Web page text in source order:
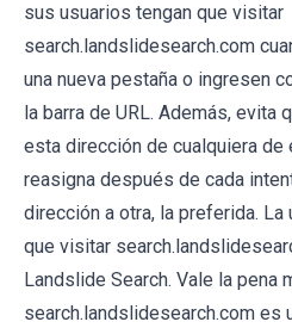
sus usuarios tengan que visitar
search.landslidesearch.com
una nueva pestaña o ingresen
la barra de URL. Además, evita
esta dirección de cualquiera de
reasigna después de cada
dirección a otra, la preferida.
que visitar
Landslide Search. Vale la pena
search.landslidesearch.com es